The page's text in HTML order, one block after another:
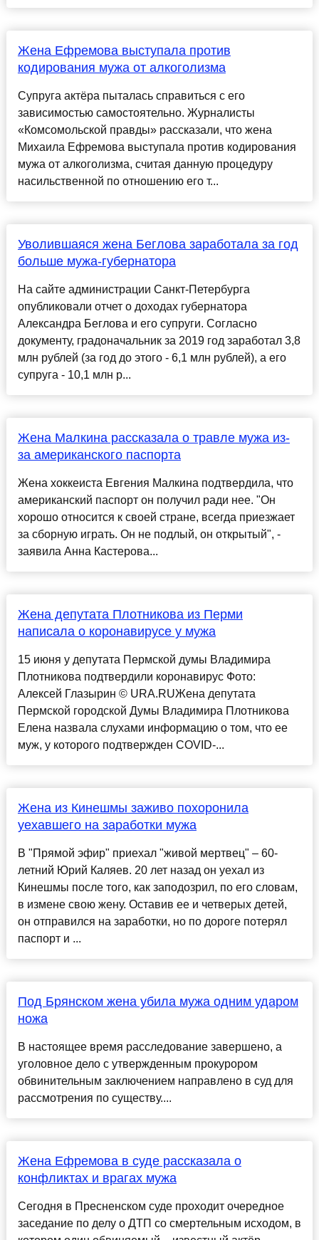
Жена Ефремова выступала против
кодирования мужа от алкоголизма
Супруга актёра пыталась справиться с его
зависимостью самостоятельно. Журналисты
«Комсомольской правды» рассказали, что жена
Михаила Ефремова выступала против кодирования
мужа от алкоголизма, считая данную процедуру
насильственной по отношению его т...
Уволившаяся жена Беглова заработала за год
больше мужа-губернатора
На сайте администрации Санкт-Петербурга
опубликовали отчет о доходах губернатора
Александра Беглова и его супруги. Согласно
документу, градоначальник за 2019 год заработал 3,8
млн рублей (за год до этого - 6,1 млн рублей), а его
супруга - 10,1 млн р...
Жена Малкина рассказала о травле мужа из-
за американского паспорта
Жена хоккеиста Евгения Малкина подтвердила, что
американский паспорт он получил ради нее. "Он
хорошо относится к своей стране, всегда приезжает
за сборную играть. Он не подлый, он открытый", -
заявила Анна Кастерова...
Жена депутата Плотникова из Перми
написала о коронавирусе у мужа
15 июня у депутата Пермской думы Владимира
Плотникова подтвердили коронавирус Фото:
Алексей Глазырин © URA.RUЖена депутата
Пермской городской Думы Владимира Плотникова
Елена назвала слухами информацию о том, что ее
муж, у которого подтвержден COVID-...
Жена из Кинешмы заживо похоронила
уехавшего на заработки мужа
В "Прямой эфир" приехал "живой мертвец" – 60-
летний Юрий Каляев. 20 лет назад он уехал из
Кинешмы после того, как заподозрил, по его словам,
в измене свою жену. Оставив ее и четверых детей,
он отправился на заработки, но по дороге потерял
паспорт и ...
Под Брянском жена убила мужа одним ударом
ножа
В настоящее время расследование завершено, а
уголовное дело с утвержденным прокурором
обвинительным заключением направлено в суд для
рассмотрения по существу....
Жена Ефремова в суде рассказала о
конфликтах и врагах мужа
Сегодня в Пресненском суде проходит очередное
заседание по делу о ДТП со смертельным исходом, в